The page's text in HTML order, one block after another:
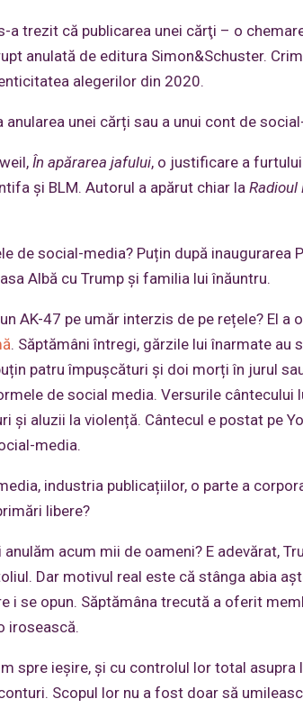
a trezit că publicarea unei cărţi – o
anulată de editura Simon&Schuster.
alegerilor din 2020.
unei cărți sau a unui cont de
În apărarea jafului, o justificare a
și BLM. Autorul a apărut chiar la Radioul
de social-media? Puțin după inaugurarea
Albă cu Trump și familia lui înăuntru.
AK-47 pe umăr interzis de pe rețele? El
. Săptămâni întregi, gărzile lui înarmate au
patru împușcături și doi morți în jurul
de social media. Versurile cântecului
și aluzii la violență. Cântecul e postat pe
media.
industria publicațiilor, o parte a
libere?
acum mii de oameni? E adevărat,
Dar motivul real este că stânga abia
i se opun. Săptămâna trecută a oferit
irosească.
spre ieșire, și cu controlul lor total
Scopul lor nu a fost doar să